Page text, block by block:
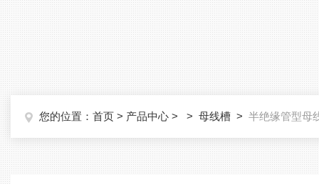
您的位置： 首页 > 产品中心 > > 母线槽 > 半绝缘管型母